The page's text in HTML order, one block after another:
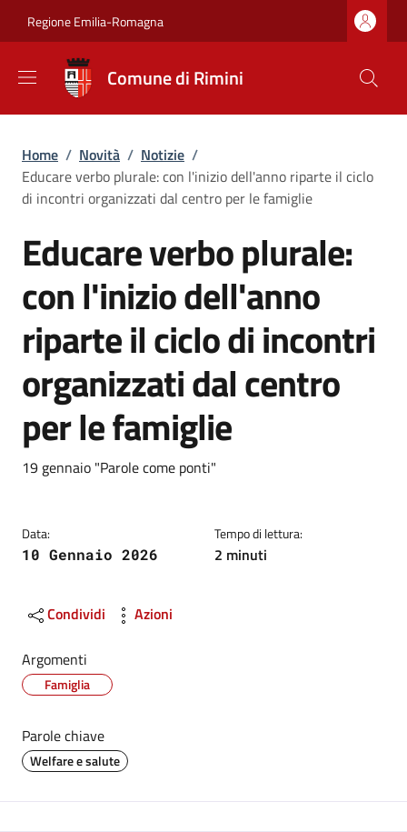
Regione Emilia-Romagna
Comune di Rimini
Briciole di pane
Home / Novità / Notizie /
Educare verbo plurale: con l'inizio dell'anno riparte il ciclo
di incontri organizzati dal centro per le famiglie
Educare verbo plurale:
con l'inizio dell'anno
riparte il ciclo di incontri
organizzati dal centro
per le famiglie
Dettagli
Descrizione breve
19 gennaio "Parole come ponti"
Data:
10 Gennaio 2026
Tempo di lettura:
2 minuti
Condividi Azioni
Argomenti
Famiglia
Parole chiave
Welfare e salute